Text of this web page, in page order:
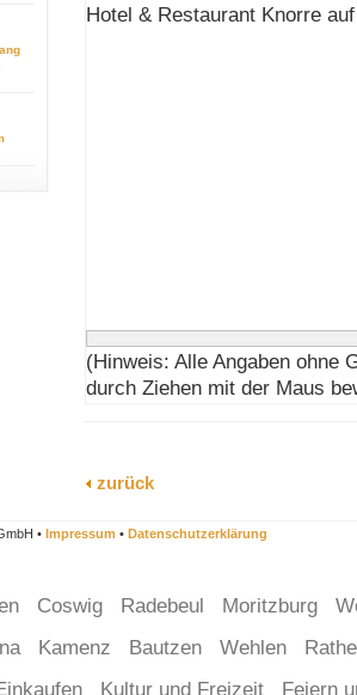
Hotel & Restaurant Knorre
(Hinweis: Alle Angaben ohne
durch Ziehen mit der Maus
zurück
• Impressum • Datenschutzerklärung
Coswig Radebeul Moritzburg
Kamenz Bautzen Wehlen
Kultur und Freizeit Feiern